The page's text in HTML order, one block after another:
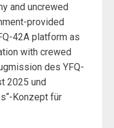
and uncrewed
provided
42A platform as
with crewed
des YFQ-
2025 und
Konzept für